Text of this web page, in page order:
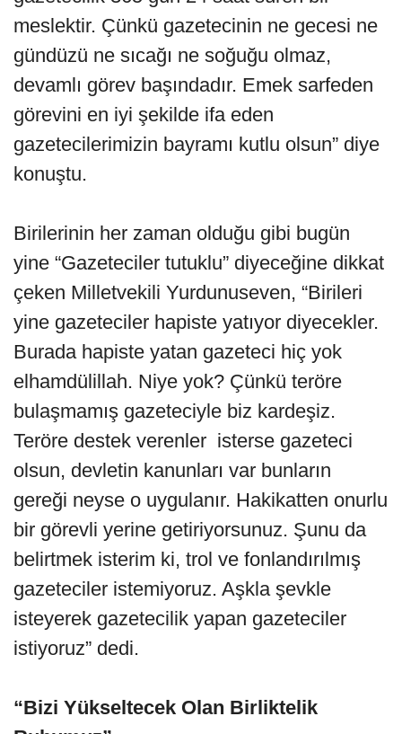
meslektir. Çünkü gazetecinin ne gecesi ne
gündüzü ne sıcağı ne soğuğu olmaz,
devamlı görev başındadır. Emek sarfeden
görevini en iyi şekilde ifa eden
gazetecilerimizin bayramı kutlu olsun” diye
konuştu.
Birilerinin her zaman olduğu gibi bugün
yine “Gazeteciler tutuklu” diyeceğine dikkat
çeken Milletvekili Yurdunuseven, “Birileri
yine gazeteciler hapiste yatıyor diyecekler.
Burada hapiste yatan gazeteci hiç yok
elhamdülillah. Niye yok? Çünkü teröre
bulaşmamış gazeteciyle biz kardeşiz.
Teröre destek verenler isterse gazeteci
olsun, devletin kanunları var bunların
gereği neyse o uygulanır. Hakikatten onurlu
bir görevli yerine getiriyorsunuz. Şunu da
belirtmek isterim ki, trol ve fonlandırılmış
gazeteciler istemiyoruz. Aşkla şevkle
isteyerek gazetecilik yapan gazeteciler
istiyoruz” dedi.
“Bizi Yükseltecek Olan Birliktelik